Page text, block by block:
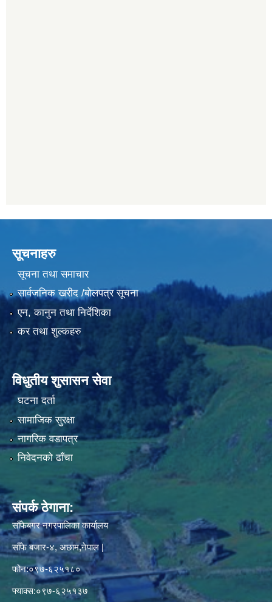
सूचनाहरु
सूचना तथा समाचार
सार्वजनिक खरीद /बोलपत्र सूचना
एन, कानुन तथा निर्देशिका
कर तथा शुल्कहरु
विधुतीय शुसासन सेवा
घटना दर्ता
सामाजिक सुरक्षा
नागरिक वडापत्र
निवेदनको ढाँचा
संपर्क ठेगाना:
साँफेबगर नगरपालिका कार्यालय
साँफे बजार-४, अछाम,नेपाल |
फोन:०९७-६२५१८०
फ्याक्स:०९७-६२५१३७